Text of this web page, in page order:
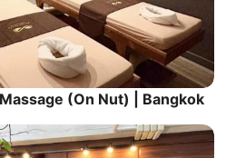
(On Nut) | Bangkok